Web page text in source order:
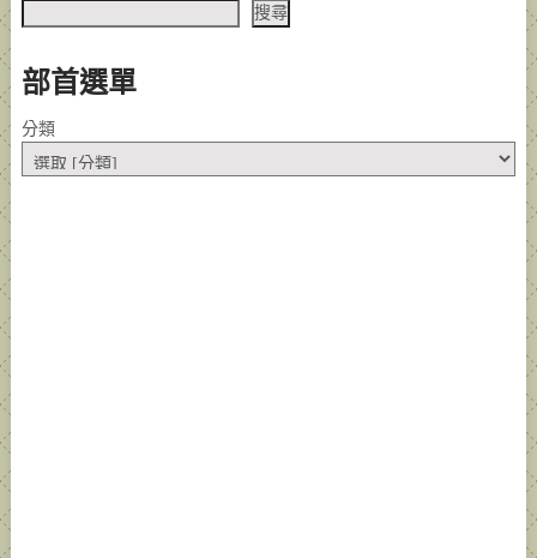
搜尋
部首選單
分類